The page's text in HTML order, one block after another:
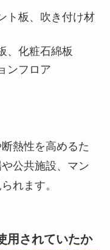
ト板、吹き付け材
、化粧石綿板
ンフロア
熱性を高めるた
公共施設、マン
れます。
用されていたか